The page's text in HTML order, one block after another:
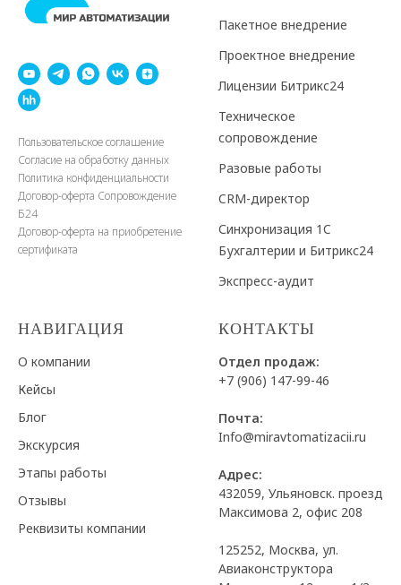
Пользовательское соглашение
Согласие на обработку данных
Политика конфиденциальности
Договор-оферта Сопровождение
Б24
Договор-оферта на приобретение
сертификата
Пакетное внедрение
Проектное внедрение
Лицензии Битрикс24
Техническое
сопровождение
Разовые работы
CRM-директор
Синхронизация 1C
Бухгалтерии и Битрикс24
Экспресс-аудит
НАВИГАЦИЯ
О компании
Кейсы
Блог
Экскурсия
Этапы работы
Отзывы
Реквизиты компании
КОНТАКТЫ
Отдел продаж:
+7 (906) 147-99-46
Почта:
Info@miravtomatizacii.ru
Адрес:
432059, Ульяновск. проезд
Максимова 2, офис 208
125252, Москва, ул.
Авиаконструктора